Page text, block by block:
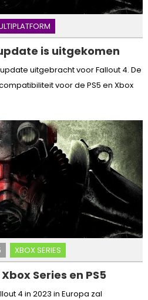
is uitgekomen
uitgebracht voor Fallout 4. De
voor de PS5 en Xbox
XBOX SERIES
Series en PS5
4 in 2023 in Europa zal